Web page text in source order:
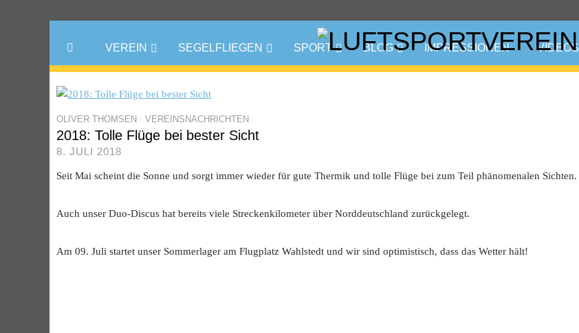
VEREIN SEGELFLIEGEN SPORT BLOG IMPRESSIONEN VIDEOS
OLIVER THOMSEN VEREINSNACHRICHTEN
2018: Tolle Flüge bei bester Sicht
8. JULI 2018
Seit Mai scheint die Sonne und sorgt immer wieder für gute Thermik und tolle Flüge bei zum Teil phänomenalen Sichten.
Auch unser Duo-Discus hat bereits viele Streckenkilometer über Norddeutschland zurückgelegt.
Am 09. Juli startet unser Sommerlager am Flugplatz Wahlstedt und wir sind optimistisch, dass das Wetter hält!